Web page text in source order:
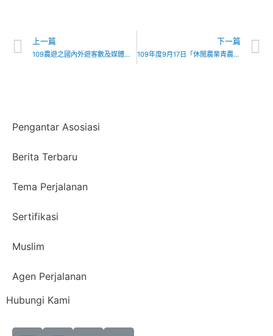
上一篇
109農遊之國內外遊客數及媒體宣傳調查
下一篇
109年度9月17日「休閒農業青農論壇」錄取名單
Pengantar Asosiasi
Berita Terbaru
Tema Perjalanan
Sertifikasi
Muslim
Agen Perjalanan
Hubungi Kami